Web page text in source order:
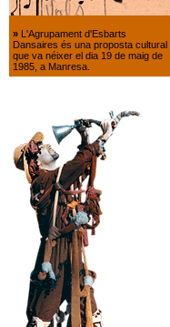
» L'Agrupament d'Esbarts
Dansaires és una proposta cultural
que va néixer el dia 19 de maig de
1985, a Manresa.